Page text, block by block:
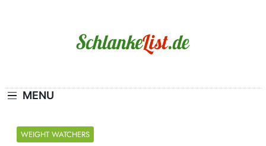
MENU
WEIGHT WATCHERS